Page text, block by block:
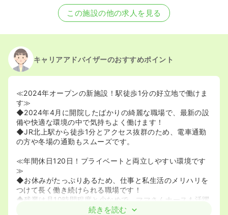
正・准看護師の募集を休止
正・准看護師を募集中
この施設の他の求人を見る
キャリアアドバイザーのおすすめポイント
≪2024年オープンの新施設！駅徒歩1分の好立地で働けま
す≫
◆2024年4月に開院したばかりの綺麗な職場で、最新の設
備や快適な環境の中で気持ちよく働けます！
◆JR北上駅から徒歩1分とアクセス抜群のため、電車通勤
の方や冬場の通勤もスムーズです。
≪年間休日120日！プライベートと両立しやすい環境です
≫
◆お休みがたっぷりあるため、仕事と私生活のメリハリを
つけて長く働き続けられる職場です！
◆残業は月10時間程度と少なめで、ママさんナースも活躍
しており、ご家庭との両立もしやすい雰囲気があります。
続きを読む